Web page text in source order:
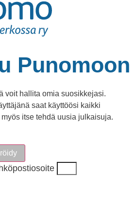
Punomoon
voit hallita omia suosikkejasi.
saat käyttöösi kaikki
itse tehdä uusia julkaisuja.